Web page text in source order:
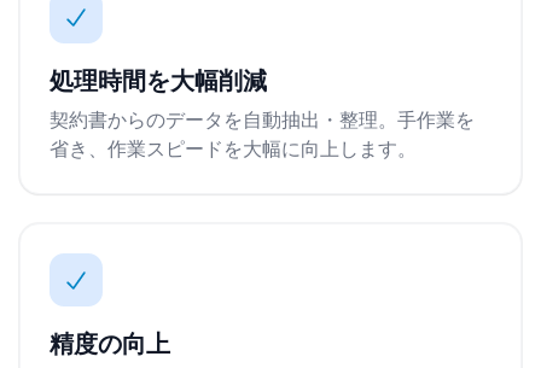
処理時間を大幅削減
契約書からのデータを自動抽出・整理。手作業を
省き、作業スピードを大幅に向上します。
精度の向上